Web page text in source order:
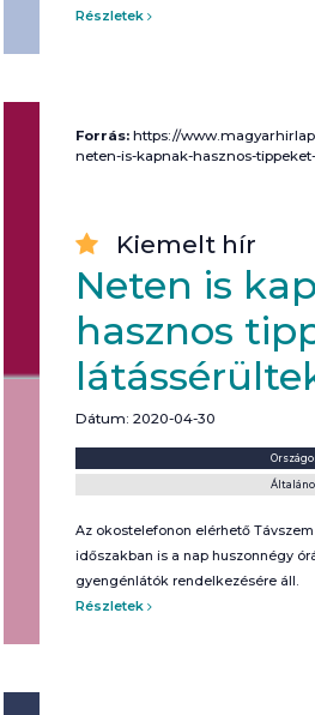
Részletek
Forrás: https://
neten-is-kapnak-hasznos-
Kiemelt hír
Neten is
hasznos
Dátum: 2020-04-30
Az okostelefonon elérhető
időszakban is a nap huszonnégy
gyengénlátók rendelkezésére áll.
Részletek